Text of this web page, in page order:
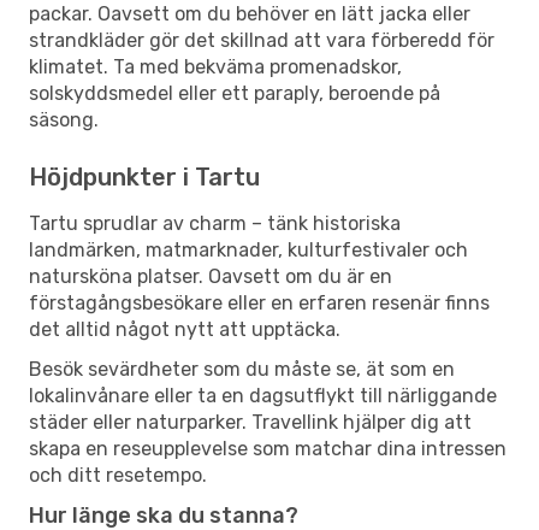
packar. Oavsett om du behöver en lätt jacka eller
strandkläder gör det skillnad att vara förberedd för
klimatet. Ta med bekväma promenadskor,
solskyddsmedel eller ett paraply, beroende på
säsong.
Höjdpunkter i Tartu
Tartu sprudlar av charm – tänk historiska
landmärken, matmarknader, kulturfestivaler och
natursköna platser. Oavsett om du är en
förstagångsbesökare eller en erfaren resenär finns
det alltid något nytt att upptäcka.
Besök sevärdheter som du måste se, ät som en
lokalinvånare eller ta en dagsutflykt till närliggande
städer eller naturparker. Travellink hjälper dig att
skapa en reseupplevelse som matchar dina intressen
och ditt resetempo.
Hur länge ska du stanna?